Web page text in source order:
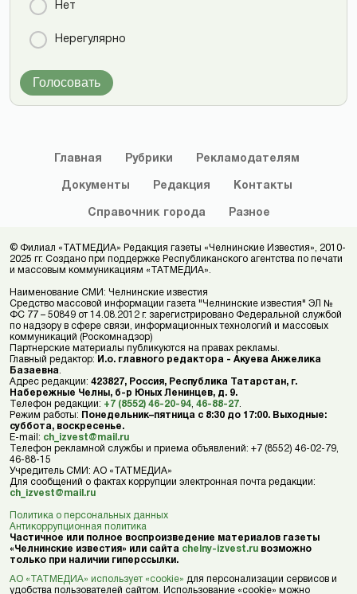
Нет
Нерегулярно
Голосовать
Главная Рубрики Рекламодателям
Документы Редакция Контакты
Справочник города Разное
© Филиал «ТАТМЕДИА» Редакция газеты «Челнинские Известия», 2010-
2025 гг. Создано при поддержке Республиканского агентства по печати
и массовым коммуникациям «ТАТМЕДИА».
Наименование СМИ: Челнинские известия
Средство массовой информации газета "Челнинские известия" ЭЛ №
ФС 77 – 50849 от 14.08.2012 г. зарегистрировано Федеральной службой
по надзору в сфере связи, информационных технологий и массовых
коммуникаций (Роскомнадзор)
Партнерские материалы публикуются на правах рекламы.
Главный редактор: И.о. главного редактора - Акуева Анжелика
Базаевна
Адрес редакции: 423827, Россия, Республика Татарстан, г.
Набережные Челны, б-р Юных Ленинцев, д. 9.
Телефон редакции: +7 (8552) 46-20-94 46-88-27
Режим работы: Понедельник–пятница с 8:30 до 17:00. Выходные:
суббота, воскресенье.
E-mail: ch_izvest@mail.ru
Телефон рекламной службы и приема объявлений: +7 (8552) 46-02-79,
46-88-15
Учредитель СМИ: АО «ТАТМЕДИА»
Для сообщений о фактах коррупции электронная почта редакции:
ch_izvest@mail.ru
Политика о персональных данных
Антикоррупционная политика
Частичное или полное воспроизведение материалов газеты
«Челнинские известия» или сайта chelny-izvest.ru возможно
только при наличии гиперссылки.
АО «ТАТМЕДИА» использует «cookie» для персонализации сервисов и
удобства пользователей сайтом. Использование «cookie» можно